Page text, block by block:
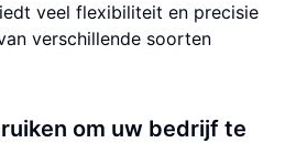
veel flexibiliteit en precisie
verschillende soorten
om uw bedrijf te